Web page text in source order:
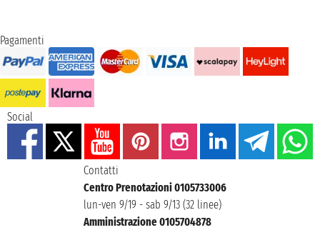
Pagamenti
Social
Contatti
Centro Prenotazioni 0105733006
lun-ven 9/19 - sab 9/13 (32 linee)
Amministrazione 0105704878